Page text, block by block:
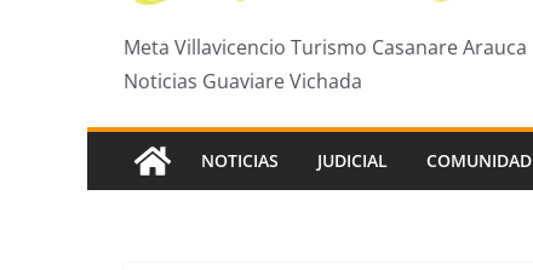
Meta Villavicencio Turismo Casanare Arauca
Noticias Guaviare Vichada
NOTICIAS JUDICIAL COMUNIDAD